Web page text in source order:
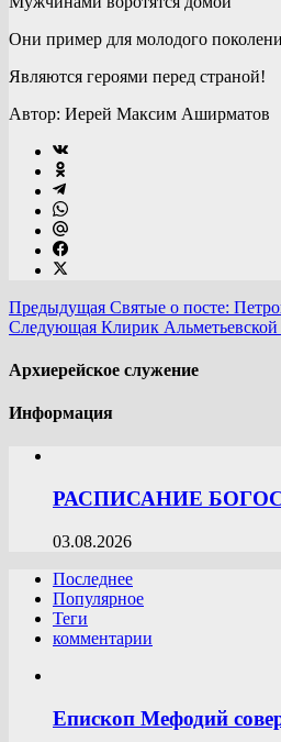
Они пример для молодого
Являются героями перед страной!
Автор: Иерей Максим Аширматов
Предыдущая Святые о посте:
Следующая Клирик
Архиерейское служение
Информация
РАСПИСАНИЕ
03.08.2026
Последнее
Популярное
Теги
комментарии
Епископ Мефодий